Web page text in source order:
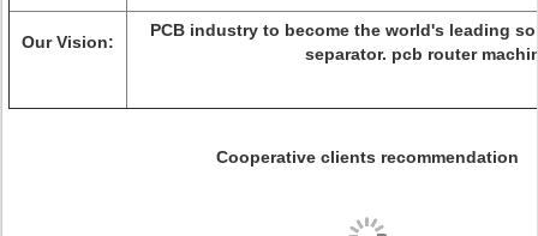
Our Vision:
PCB industry to become the world's leading
separator. pcb router
Cooperative clients recommendation